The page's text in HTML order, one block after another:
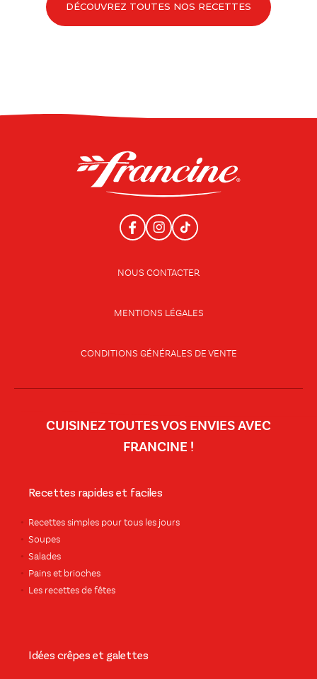
DÉCOUVREZ TOUTES NOS RECETTES
NOUS CONTACTER
MENTIONS LÉGALES
CONDITIONS GÉNÉRALES DE VENTE
CUISINEZ TOUTES VOS ENVIES AVEC
FRANCINE !
Recettes rapides et faciles
Recettes simples pour tous les jours
Soupes
Salades
Pains et brioches
Les recettes de fêtes
Idées crêpes et galettes